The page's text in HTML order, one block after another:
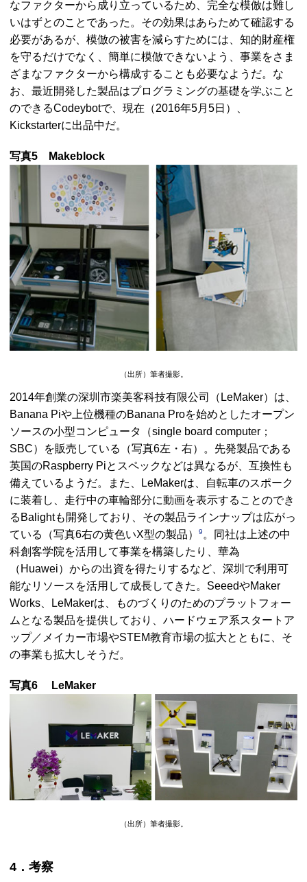
なファクターから成り立っているため、完全な模倣は難し
いはずとのことであった。その効果はあらためて確認する
必要があるが、模倣の被害を減らすためには、知的財産権
を守るだけでなく、簡単に模倣できないよう、事業をさま
ざまなファクターから構成することも必要なようだ。な
お、最近開発した製品はプログラミングの基礎を学ぶこと
のできるCodeybotで、現在（2016年5月5日）、
Kickstarterに出品中だ。
写真5 Makeblock
（出所）筆者撮影。
2014年創業の深圳市楽美客科技有限公司（ LeMaker）は、
Banana Piや上位機種のBanana Proを始めとしたオープン
ソースの小型コンピュータ（single board computer；
SBC）を販売している（写真6左・右）。先発製品である
英国のRaspberry Piとスペックなどは異なるが、互換性も
備えているようだ。また、
LeMakerは、自転車のスポーク
に装着し、走行中の車輪部分に動画を表示することのでき
る Balightも開発しており、その製品ラインナップは広がっ
ている（写真6右の黄色いX型の製品）
9 。同社は上述の中
科創客学院を活用して事業を構築したり、 華為
（ Huawei）からの出資を得たりするなど、深圳で利用可
能なリソースを活用して成長してきた。 SeeedやMaker
Works、LeMakerは、ものづくりのためのプラットフォー
ムとなる製品を提供しており、ハードウェア系スタートア
ップ／メイカー市場やSTEM教育市場の拡大とともに、そ
の事業も拡大しそうだ。
写真6 LeMaker
（出所）筆者撮影。
4．考察